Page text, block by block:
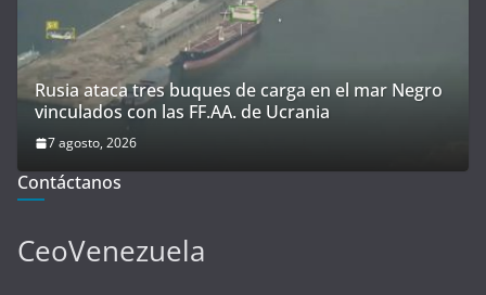
Rusia ataca tres buques de carga en el mar Negro
vinculados con las FF.AA. de Ucrania
7 agosto, 2026
Contáctanos
CeoVenezuela